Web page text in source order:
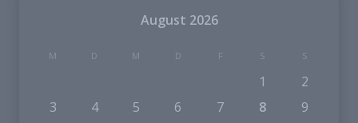
August 2026
M D M D F S S
1
2
3
4 5 6 7 8
9